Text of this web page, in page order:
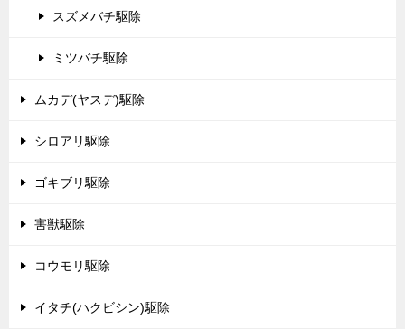
スズメバチ駆除
ミツバチ駆除
ムカデ(ヤスデ)駆除
シロアリ駆除
ゴキブリ駆除
害獣駆除
コウモリ駆除
イタチ(ハクビシン)駆除